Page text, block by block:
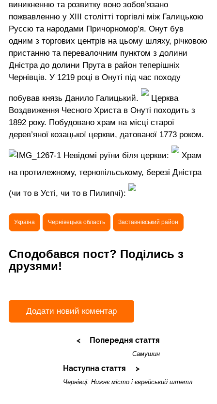
виникненню та розвитку воно зобов’язано
пожвавленню у ХІІІ столітті торгівлі між Галицькою
Руссю та народами Причорномор’я. Онут був
одним з торгових центрів на цьому шляху, річковою
пристанню та перевалочним пунктом з долини
Дністра до долини Прута в район теперішніх
Чернівців. У 1219 році в Онуті під час походу
побував князь Данило Галицький.
Церква
Воздвиження Чесного Христа в Онуті походить з
1892 року. Побудовано храм на місці старої
дерев’яної козацької церкви, датованої 1773 роком.
Невідомі руїни біля церкви:
Храм
на протилежному, тернопільському, березі Дністра
(чи то в Усті, чи то в Пилипчі):
Україна Чернівецька область Заставнівський район
Сподобався пост? Поділись з
друзями!
Додати новий коментар
Попередня стаття
Самушин
Наступна стаття
Чернівці: Нижнє місто і єврейський штетл